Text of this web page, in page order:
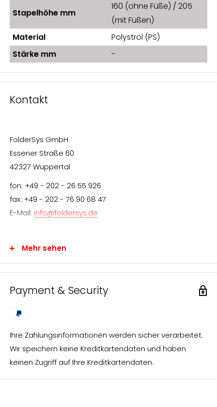
Stapelhöhe mm
160 (ohne Füße) / 205
(mit Füßen)
Material
Polystrol (PS)
Stärke mm
-
Kontakt
FolderSys GmbH
Essener Straße 60
42327 Wuppertal
fon: +49 - 202 - 26 55 926
fax: +49 - 202 - 76 90 68 47
E-Mail: info@foldersys.de
Wir freuen uns über Ihr Interesse an FolderSys®-
FolderSys® vertreibt ausschließlich über den
zusenden, die wir umgehend bearbeiten und an einen
FolderSys®-Fachhändler in Ihrer nahen Umgebung
weiterleiten.
Sie erhalten dann von unserem Vertriebspartner vor
Mehr sehen
Payment & Security
Ihre Zahlungsinformationen werden sicher verarbeitet.
Wir speichern keine Kreditkartendaten und haben
keinen Zugriff auf Ihre Kreditkartendaten.